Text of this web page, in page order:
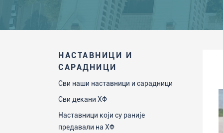
НАСТАВНИЦИ И
САРАДНИЦИ
Сви наши наставници и сарадници
Сви декани ХФ
Наставници који су раније
предавали на ХФ